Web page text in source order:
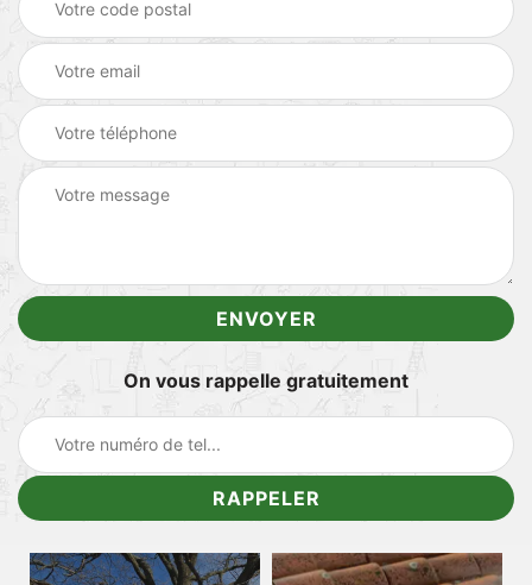
On vous rappelle gratuitement